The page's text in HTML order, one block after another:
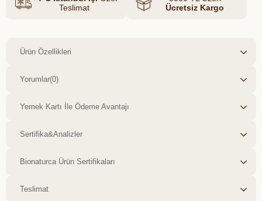
Teslimat
Ücretsiz Kargo
Ürün Özellikleri
Yorumlar(0)
Yemek Kartı İle Ödeme Avantajı
Sertifika&Analizler
Bionaturca Ürün Sertifikaları
Teslimat